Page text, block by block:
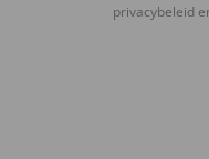
privacybeleid